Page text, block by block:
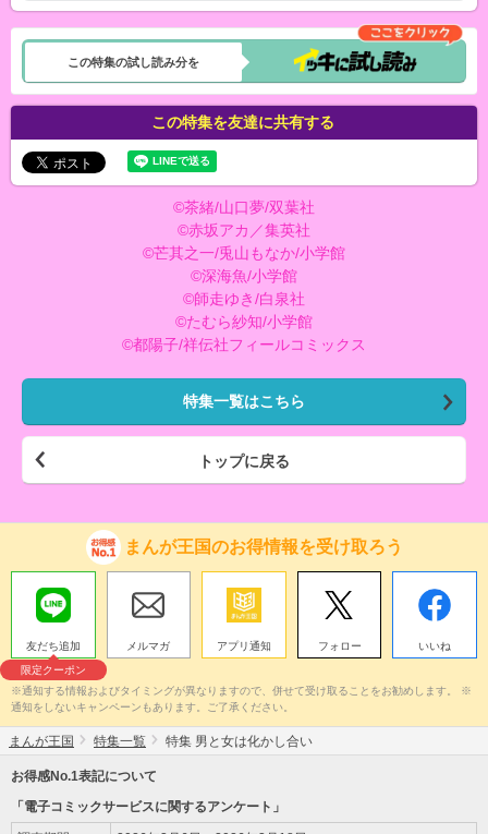
この特集の試し読み分を
この特集を友達に共有する
©茶緒/山口夢/双葉社
©赤坂アカ／集英社
©芒其之一/兎山もなか/小学館
©深海魚/小学館
©師走ゆき/白泉社
©たむら紗知/小学館
©都陽子/祥伝社フィールコミックス
特集一覧はこちら
トップに戻る
まんが王国のお得情報を受け取ろう
友だち追加
限定クーポン
メルマガ アプリ通知 フォロー いいね
※通知する情報およびタイミングが異なりますので、併せて受け取ることをお勧めします。 ※
通知をしないキャンペーンもあります。ご了承ください。
まんが王国 特集一覧 特集 男と女は化かし合い
お得感No.1表記について
「電子コミックサービスに関するアンケート」